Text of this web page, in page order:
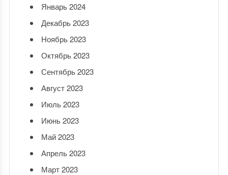
Январь 2024
Декабрь 2023
Ноябрь 2023
Октябрь 2023
Сентябрь 2023
Август 2023
Июль 2023
Июнь 2023
Май 2023
Апрель 2023
Март 2023